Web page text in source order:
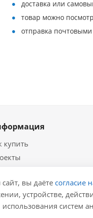
доставка или
товар можно
отправка
купить
проектировщиков
вы даёте согласие
устройстве,
использования систем